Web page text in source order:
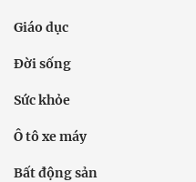
Giáo dục
Đời sống
Sức khỏe
Ô tô xe máy
Bất động sản